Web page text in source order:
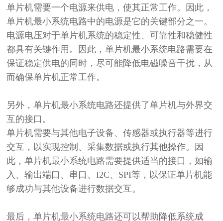
单片机需要一个电源来供电，使其正常工作。因此，
单片机最小系统电路中的电源是它的关键部分之一。
电源电压对于单片机系统的稳定性、可靠性和稳健性
都具有关键作用。因此，单片机最小系统电路需要在
保证稳定供电的同时，尽可能降低电磁噪音干扰，从
而确保单片机正常工作。
另外，单片机最小系统电路还提供了单片机与外界交
互的接口。
单片机需要与其他电子设备、传感器或执行器等进行
交互，以实现控制、采集数据或执行其他操作。因
此，单片机最小系统电路需要提供适当的接口，如输
入、输出端口、串口、I2C、SPI等，以保证单片机能
够成功与其他设备进行数据交互。
最后，单片机最小系统电路还可以帮助降低系统成